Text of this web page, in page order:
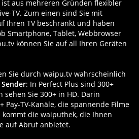
aus mehreren Gründen flexibler
TV. Zum einen sind Sie mit
Ihren TV beschränkt und haben
Smartphone, Tablet, Webbrowser
können Sie auf all Ihren Geräten
Sie durch waipu.tv wahrscheinlich
: In Perfect Plus sind 300+
sehen Sie 300+ in HD. Darin
Pay-TV-Kanäle, die spannende Filme
kommt die waiputhek, die Ihnen
auf Abruf anbietet.